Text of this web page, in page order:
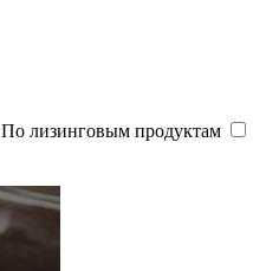
По лизинговым продуктам